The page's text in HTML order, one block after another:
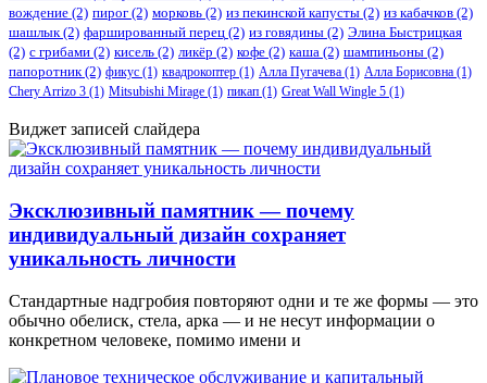
вождение (2) пирог (2) морковь (2) из пекинской капусты (2) из кабачков (2)
шашлык(2) фаршированный перец (2) из говядины (2) Элина Быстрицкая
(2) с грибами (2) кисель (2) ликёр (2) кофе (2) каша (2) шампиньоны (2)
папоротник(2) фикус (1) квадрокоптер (1) Алла Пугачева (1) Алла Борисовна (1)
Chery Arrizo 3 (1) Mitsubishi Mirage (1) пикап (1) Great Wall Wingle 5 (1)
Виджет записей слайдера
Эксклюзивный памятник — почему
индивидуальный дизайн сохраняет
уникальность личности
Стандартные надгробия повторяют одни и те же формы — это
обычно обелиск, стела, арка — и не несут информации о
конкретном человеке, помимо имени и